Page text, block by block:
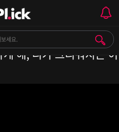
고 싶어도 너와 같이 함께
해, 니가 그리워지는 이